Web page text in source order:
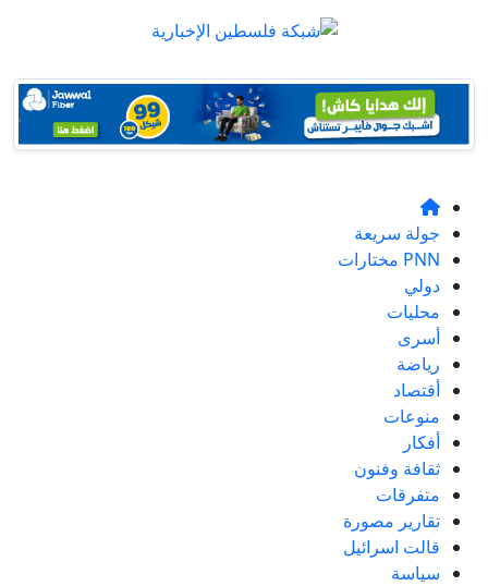
جولة سريعة
PNN مختارات
دولي
محليات
أسرى
رياضة
أقتصاد
منوعات
أفكار
ثقافة وفنون
متفرقات
تقارير مصورة
قالت اسرائيل
سياسة